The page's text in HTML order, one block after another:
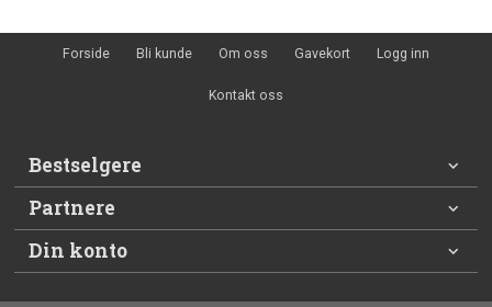
Forside Bli kunde Om oss Gavekort Logg inn
Kontakt oss
Bestselgere
Partnere
Din konto